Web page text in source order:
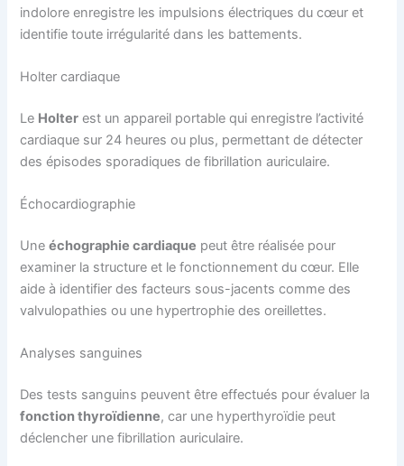
indolore enregistre les impulsions électriques du cœur et
identifie toute irrégularité dans les battements.
Holter cardiaque
Le Holter est un appareil portable qui enregistre l’activité
cardiaque sur 24 heures ou plus, permettant de détecter
des épisodes sporadiques de fibrillation auriculaire.
Échocardiographie
Uneéchographie cardiaque peut être réalisée pour
examiner la structure et le fonctionnement du cœur. Elle
aide à identifier des facteurs sous-jacents comme des
valvulopathies ou une hypertrophie des oreillettes.
Analyses sanguines
Des tests sanguins peuvent être effectués pour évaluer la
fonction thyroïdienne, car une hyperthyroïdie peut
déclencher une fibrillation auriculaire.